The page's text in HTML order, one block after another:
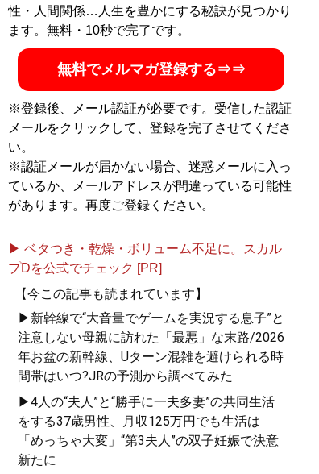
記事一覧へ
性・人間関係…人生を豊かにする秘訣が見つかり
ます。無料・10秒で完了です。
無料でメルマガ登録する⇒⇒
※登録後、メール認証が必要です。受信した認証
メールをクリックして、登録を完了させてくださ
い。
※認証メールが届かない場合、迷惑メールに入っ
ているか、メールアドレスが間違っている可能性
があります。再度ご登録ください。
▶ ベタつき・乾燥・ボリューム不足に。スカル
プDを公式でチェック [PR]
【今この記事も読まれています】
▶新幹線で“大音量でゲームを実況する息子”と
注意しない母親に訪れた「最悪」な末路/2026
年お盆の新幹線、Uターン混雑を避けられる時
間帯はいつ?JRの予測から調べてみた
▶4人の“夫人”と“勝手に一夫多妻”の共同生活
をする37歳男性、月収125万円でも生活は
「めっちゃ大変」“第3夫人”の双子妊娠で決意
新たに